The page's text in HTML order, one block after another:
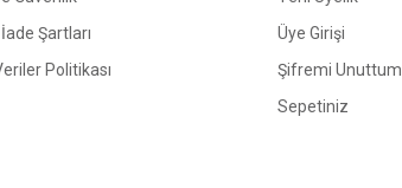
Gönder
Şartları
Politikası
Üye Girişi
Şifremi Unuttum
Sepetiniz